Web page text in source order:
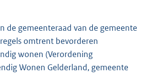
de gemeenteraad van de gemeente
omtrent bevorderen
wonen (Verordening
Wonen Gelderland, gemeente